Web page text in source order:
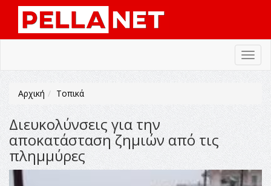
Αρχική Τοπικά
Διευκολύνσεις για την
αποκατάσταση ζημιών από τις
πλημμύρες